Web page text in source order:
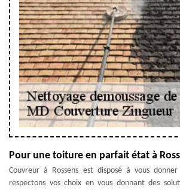
Pour une toiture en parfait état à
Couvreur à Rossens est disposé à vous
respectons vos choix en vous donnant des